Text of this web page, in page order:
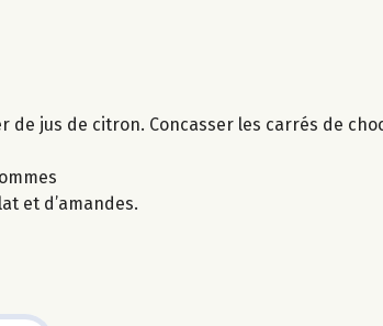
jus de citron. Concasser les carrés de
et d’amandes.